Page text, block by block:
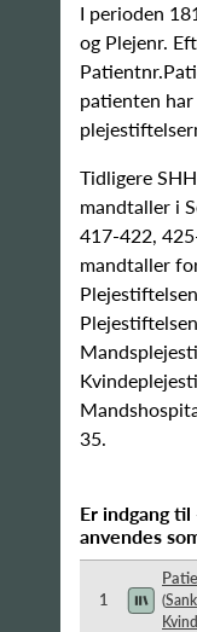
I perioden
og Plejenr.
patienten
Tidligere
mandtaller i
417-422,
mandtaller
35.
Er indgang
anvendes
1 (